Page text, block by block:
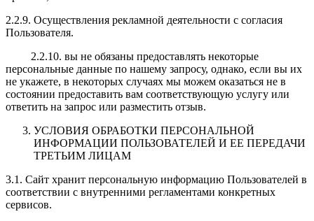
2.2.9. Осуществления рекламной деятельности с согласия
Пользователя.
2.2.10. вы не обязаны предоставлять некоторые
персональные данные по нашему запросу, однако, если вы их
не укажете, в некоторых случаях мы можем оказаться не в
состоянии предоставить вам соответствующую услугу или
ответить на запрос или разместить отзыв.
УСЛОВИЯ ОБРАБОТКИ ПЕРСОНАЛЬНОЙ
ИНФОРМАЦИИ ПОЛЬЗОВАТЕЛЕЙ И ЕЕ ПЕРЕДАЧИ
ТРЕТЬИМ ЛИЦАМ
3.1. Сайт хранит персональную информацию Пользователей в
соответствии с внутренними регламентами конкретных
сервисов.